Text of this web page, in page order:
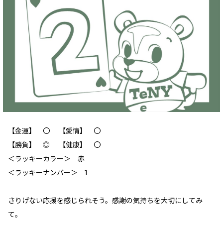
【金運】 〇 【愛情】 〇
【勝負】 ◎ 【健康】 〇
＜ラッキーカラー＞ 赤
＜ラッキーナンバー＞ 1
さりげない応援を感じられそう。感謝の気持ちを大切にしてみ
て。